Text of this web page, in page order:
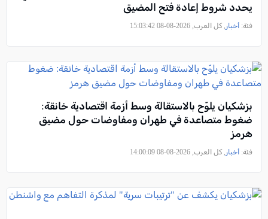
يحدد شروط إعادة فتح المضيق
فئة: أخبار , كل العرب, 2026-08-08 15:03:42
بزشكيان يلوّح بالاستقالة وسط أزمة اقتصادية خانقة:
ضغوط متصاعدة في طهران ومفاوضات حول مضيق
هرمز
فئة: أخبار , كل العرب, 2026-08-08 14:00:09